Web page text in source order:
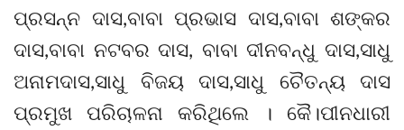
ପ୍ରସନ୍ନ ଦାସ,ବାବା ପ୍ରଭାସ ଦାସ,ବାବା ଶଙ୍କର
ଦାସ,ବାବା ନଟବର ଦାସ, ବାବା ଦୀନବନ୍ଧୁ ଦାସ,ସାଧୁ
ଅନାମଦାସ,ସାଧୁ ବିଜୟ ଦାସ,ସାଧୁ ଚୈତନ୍ୟ ଦାସ
ପ୍ରମୁଖ ପରିଚାଳନା କରିଥିଲେ । କୈ।ପୀନଧାରୀ